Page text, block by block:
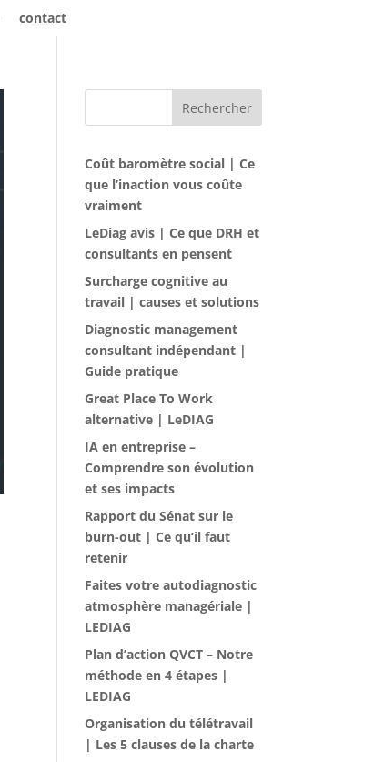
contact
Rechercher
Coût baromètre social | Ce
que l’inaction vous coûte
vraiment
LeDiag avis | Ce que DRH et
consultants en pensent
Surcharge cognitive au
travail | causes et solutions
Diagnostic management
consultant indépendant |
Guide pratique
Great Place To Work
alternative | LeDIAG
IA en entreprise –
Comprendre son évolution
et ses impacts
Rapport du Sénat sur le
burn-out | Ce qu’il faut
retenir
Faites votre autodiagnostic
atmosphère managériale |
LEDIAG
Plan d’action QVCT – Notre
méthode en 4 étapes |
LEDIAG
Organisation du télétravail
| Les 5 clauses de la charte